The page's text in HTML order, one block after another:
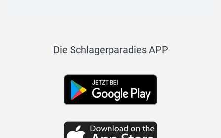
Die Schlagerparadies APP